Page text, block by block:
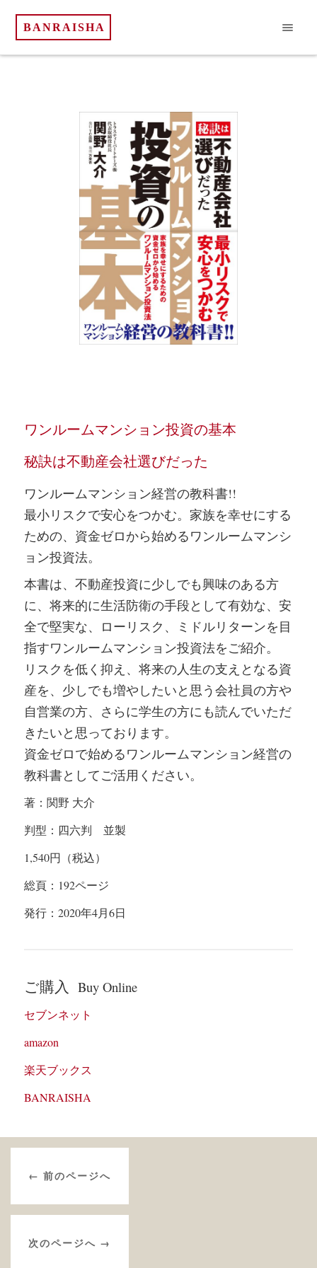
BANRAISHA
ワンルームマンション投資の基本
秘訣は不動産会社選びだった
ワンルームマンション経営の教科書!!
最小リスクで安心をつかむ。家族を幸せにする
ための、資金ゼロから始めるワンルームマンシ
ョン投資法。
本書は、不動産投資に少しでも興味のある方
に、将来的に生活防衛の手段として有効な、安
全で堅実な、ローリスク、ミドルリターンを目
指すワンルームマンション投資法をご紹介。
リスクを低く抑え、将来の人生の支えとなる資
産を、少しでも増やしたいと思う会社員の方や
自営業の方、さらに学生の方にも読んでいただ
きたいと思っております。
資金ゼロで始めるワンルームマンション経営の
教科書としてご活用ください。
著：関野 大介
判型：四六判 並製
1,540円（税込）
総頁： 192ページ
発行： 2020年4月6日
ご購入 Buy Online
セブンネット
amazon
楽天ブックス
BANRAISHA
← 前のページへ
次のページへ →